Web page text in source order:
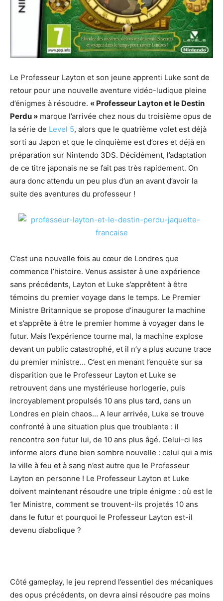
Le Professeur Layton et son jeune apprenti Luke sont de
retour pour une nouvelle aventure vidéo-ludique pleine
d’énigmes à résoudre. « Professeur Layton et le Destin
Perdu » marque l’arrivée chez nous du troisième opus de
la série de Level 5, alors que le quatrième volet est déjà
sorti au Japon et que le cinquième est d’ores et déjà en
préparation sur Nintendo 3DS. Décidément, l’adaptation
de ce titre japonais ne se fait pas très rapidement. On
aura donc attendu un peu plus d’un an avant d’avoir la
suite des aventures du professeur !
C’est une nouvelle fois au cœur de Londres que
commence l’histoire. Venus assister à une expérience
sans précédents, Layton et Luke s’apprêtent à être
témoins du premier voyage dans le temps. Le Premier
Ministre Britannique se propose d’inaugurer la machine
et s’apprête à être le premier homme à voyager dans le
futur. Mais l’expérience tourne mal, la machine explose
devant un public catastrophé, et il n’y a plus aucune trace
du premier ministre… C’est en menant l’enquête sur sa
disparition que le Professeur Layton et Luke se
retrouvent dans une mystérieuse horlogerie, puis
incroyablement propulsés 10 ans plus tard, dans un
Londres en plein chaos… A leur arrivée, Luke se trouve
confronté à une situation plus que troublante : il
rencontre son futur lui, de 10 ans plus âgé. Celui-ci les
informe alors d’une bien sombre nouvelle : celui qui a mis
la ville à feu et à sang n’est autre que le Professeur
Layton en personne ! Le Professeur Layton et Luke
doivent maintenant résoudre une triple énigme : où est le
1er Ministre, comment se trouvent-ils projetés 10 ans
dans le futur et pourquoi le Professeur Layton est-il
devenu diabolique ?
Côté gameplay, le jeu reprend l’essentiel des mécaniques
des opus précédents, on devra ainsi résoudre pas moins